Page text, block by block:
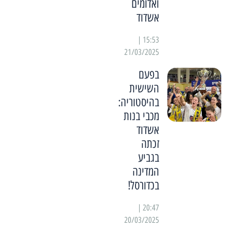
ואדומים
אשדוד
21/03/2025
בפעם
השישית
בהיסטוריה:
מכבי בנות
אשדוד
זכתה
בגביע
המדינה
בכדורסל!
20/03/2025